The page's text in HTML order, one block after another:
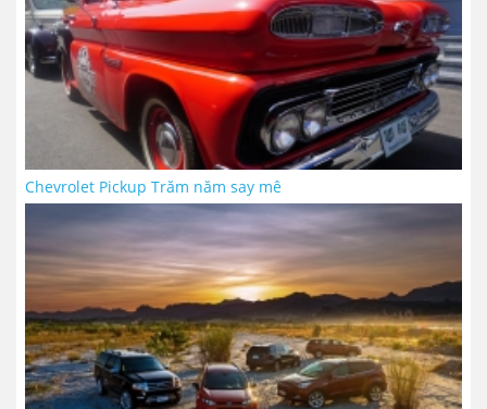
Chevrolet Pickup Trăm năm say mê